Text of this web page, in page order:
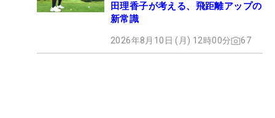
田理香子が考える、飛距離アップの
新常識
2026年8月10日 (月) 12時00分 67